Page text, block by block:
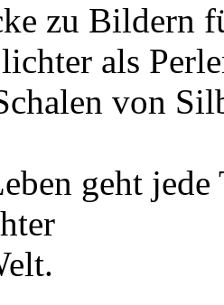
zu Bildern
als
von
geht jede